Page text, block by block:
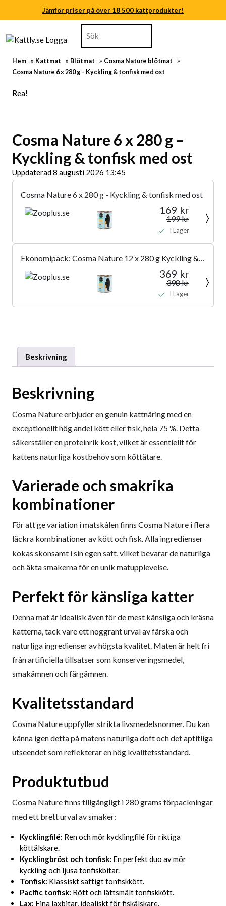
Jämför priser på över 18 500 kattprodukter!
Jämför priser på över 18 500 kattprodukter!
Jämför priser på över 18 500 kattprodukter!
to
for:
Hem » Kattmat » Blötmat » Cosma Nature blötmat »
Cosma Nature 6 x 280 g – Kyckling & tonfisk med ost
Rea!
Cosma Nature 6 x 280 g –
Kyckling & tonfisk med ost
Uppdaterad 8 augusti 2026 13:45
Cosma Nature 6 x 280 g - Kyckling & tonfisk med ost
169 kr
199 kr
I Lager
Ekonomipack: Cosma Nature 12 x 280 g Kyckling &
tonfisk med ost
369 kr
398 kr
I Lager
Beskrivning
Beskrivning
Cosma Nature erbjuder en genuin kattnäring med en
exceptionellt hög andel kött eller fisk, hela 75 %. Detta
säkerställer en proteinrik kost, vilket är essentiellt för
kattens naturliga kostbehov som köttätare.
Varierade och smakrika
kombinationer
För att ge variation i matskålen finns Cosma Nature i flera
läckra kombinationer av kött och fisk. Alla ingredienser
kokas skonsamt i sin egen saft, vilket bevarar de naturliga
och äkta smakerna för en unik matupplevelse.
Perfekt för känsliga katter
Denna mat är idealisk även för de mest känsliga och kräsna
katterna, tack vare ett noggrant urval av färska och
naturliga ingredienser av högsta kvalitet. Maten är helt fri
från artificiella tillsatser som konserveringsmedel,
smakämnen och färgämnen.
Kvalitetsstandard
Cosma Nature uppfyller strikta livsmedelsnormer. Du kan
känna igen detta på matens naturliga doft och det aptitliga
utseendet som reflekterar en hög kvalitetsstandard.
Produktutbud
Cosma Nature finns tillgängligt i 280 grams förpackningar
med ett brett urval av smaker:
Kycklingfilé: Ren och mör kycklingfilé för riktiga
köttälskare.
Kycklingbröst och tonfisk: En perfekt duo av mör
kyckling och ljusa tonfiskbitar.
Tonfisk: Klassiskt saftigt tonfiskkött.
Pacific tonfisk: Rött och lättsmält tonfiskkött.
Lax: Fina laxbitar, idealiskt för fiskälskare.